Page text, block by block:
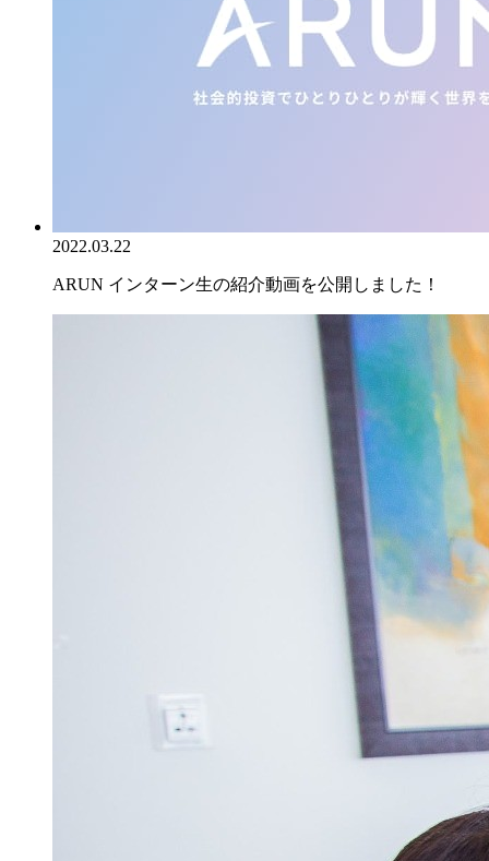
2022.03.22
ARUN インターン生の紹介動画を公開しました！